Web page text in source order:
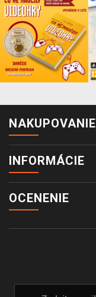
NAKUPOVANIE
INFORMÁCIE
OCENENIE